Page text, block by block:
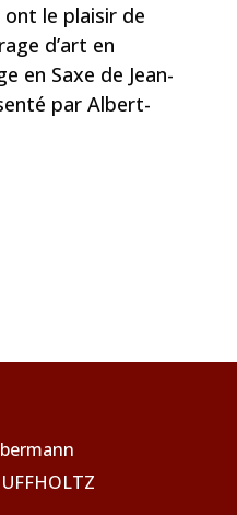
ont le plaisir de
d’art en
en Saxe de Jean-
par Albert-